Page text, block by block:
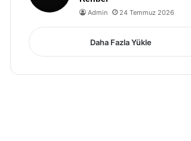
Admin 24 Temmuz 2026
Daha Fazla Yükle